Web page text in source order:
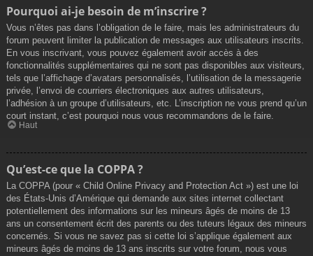
Pourquoi ai-je besoin de m’inscrire ?
Vous n’êtes pas dans l’obligation de le faire, mais les administrateurs du
forum peuvent limiter la publication de messages aux utilisateurs inscrits.
En vous inscrivant, vous pouvez également avoir accès à des
fonctionnalités supplémentaires qui ne sont pas disponibles aux visiteurs,
tels que l’affichage d’avatars personnalisés, l’utilisation de la messagerie
privée, l’envoi de courriers électroniques aux autres utilisateurs,
l’adhésion à un groupe d’utilisateurs, etc. L’inscription ne vous prend qu’un
court instant, c’est pourquoi nous vous recommandons de le faire.
Haut
Qu’est-ce que la COPPA ?
La COPPA (pour « Child Online Privacy and Protection Act ») est une loi
des États-Unis d’Amérique qui demande aux sites internet collectant
potentiellement des informations sur les mineurs âgés de moins de 13
ans un consentement écrit des parents ou des tuteurs légaux des mineurs
concernés. Si vous ne savez pas si cette loi s’applique également aux
mineurs âgés de moins de 13 ans inscrits sur votre forum, nous vous